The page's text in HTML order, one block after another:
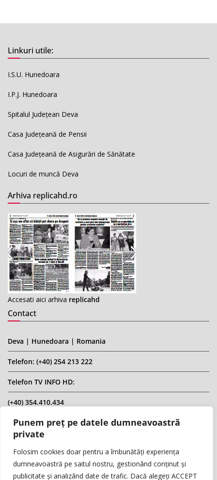
Punem preț pe datele dumneavoastră
private
Folosim cookies doar pentru a îmbunătăți experiența
dumneavoastră pe saitul nostru, gestionând conținut și
publicitate și analizând date de trafic. Dacă alegeți ACCEPT
Linkuri utile:
I.S.U. Hunedoara
I.P.J. Hunedoara
Spitalul Județean Deva
Casa Județeană de Pensii
Casa Județeană de Asigurări de Sănătate
Locuri de muncă Deva
Arhiva replicahd.ro
Accesati aici arhiva replicahd
Contact
Deva | Hunedoara | Romania
Telefon: (+40) 254 213 222
Telefon TV INFO HD:
(+40) 354.410.434
Email: infohd20@gmail.com
Website: www.replicahd.ro